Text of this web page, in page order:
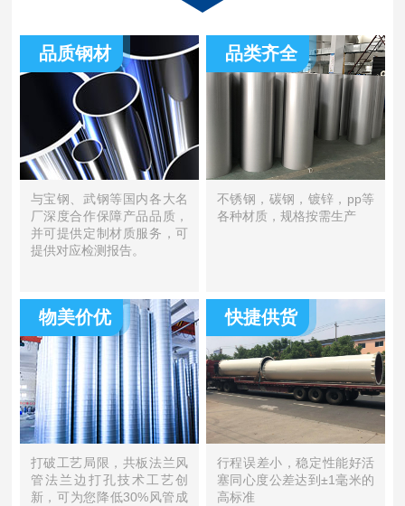
品质钢材
与宝钢、武钢等国内各大名
厂深度合作保障产品品质，
并可提供定制材质服务，可
提供对应检测报告。
品类齐全
不锈钢，碳钢，镀锌，pp等
各种材质，规格按需生产
物美价优
打破工艺局限，共板法兰风
管法兰边打孔技术工艺创
新，可为您降低30%风管成
快捷供货
行程误差小，稳定性能好活
塞同心度公差达到±1毫米的
高标准